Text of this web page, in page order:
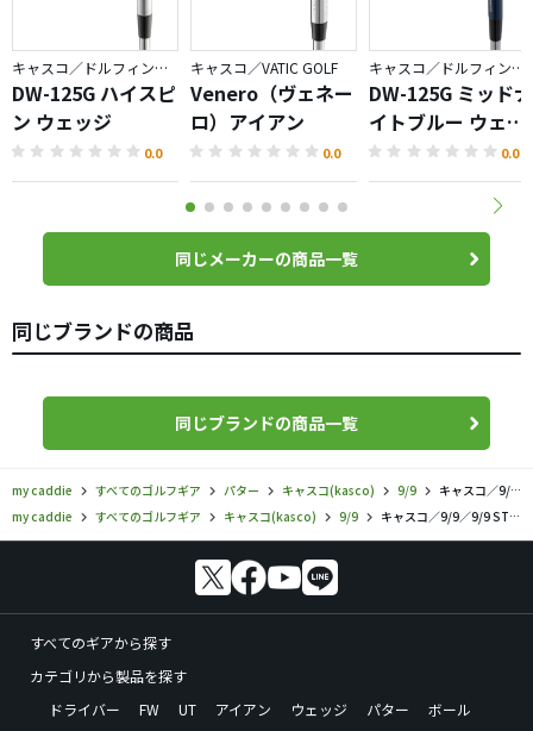
キャスコ／ドルフィンウェッジ
DW-125G ハイスピ
ン ウェッジ
0.0
キャスコ／VATIC GOLF
Venero（ヴェネー
ロ）アイアン
0.0
キャスコ／ドルフィンウェッジ
DW-125G ミッドナ
イトブルー ウェッ
ジ
0.0
同じメーカーの商品一覧
同じブランドの商品
同じブランドの商品一覧
my caddie すべてのゴルフギア パター キャスコ(kasco) 9/9
キャスコ／9/9／9/9 STRAP タイプMC パターの口コミ評価
my caddie
すべてのゴルフギア キャスコ(kasco) 9/9 キャスコ／9/9／9/9 STRAP タイプMC パターの口コミ評価
すべてのギアから探す
カテゴリから製品を探す
ドライバー
FW UT アイアン ウェッジ パター
ボール